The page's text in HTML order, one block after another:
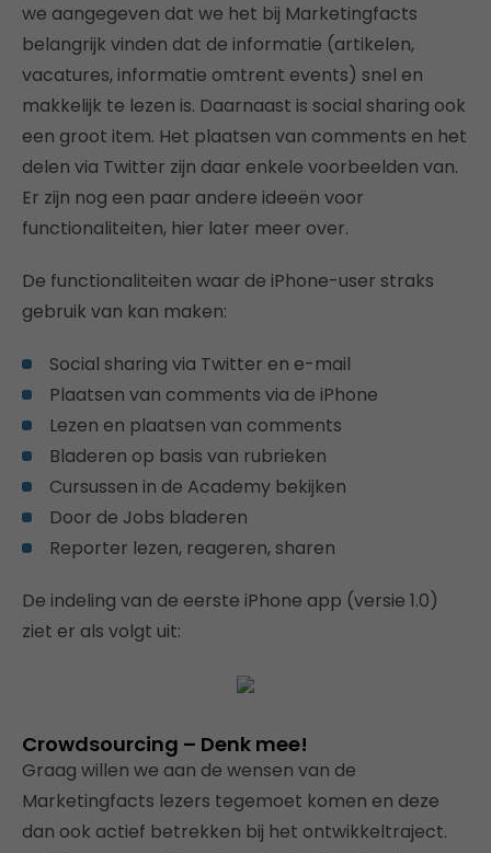
we aangegeven dat we het bij Marketingfacts
belangrijk vinden dat de informatie (artikelen,
vacatures, informatie omtrent events) snel en
makkelijk te lezen is. Daarnaast is social sharing ook
een groot item. Het plaatsen van comments en het
delen via Twitter zijn daar enkele voorbeelden van.
Er zijn nog een paar andere ideeën voor
functionaliteiten, hier later meer over.
De functionaliteiten waar de iPhone-user straks
gebruik van kan maken:
Social sharing via Twitter en e-mail
Plaatsen van comments via de iPhone
Lezen en plaatsen van comments
Bladeren op basis van rubrieken
Cursussen in de Academy bekijken
Door de Jobs bladeren
Reporter lezen, reageren, sharen
De indeling van de eerste iPhone app (versie 1.0)
ziet er als volgt uit:
Crowdsourcing – Denk mee!
Graag willen we aan de wensen van de
Marketingfacts lezers tegemoet komen en deze
dan ook actief betrekken bij het ontwikkeltraject.